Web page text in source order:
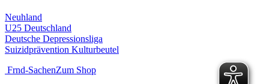
Neuhland
U25 Deutschland
Deutsche Depressionsliga
Suizidprävention Kulturbeutel
Frnd-SachenZum Shop